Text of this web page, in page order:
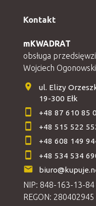
Kontakt
mKWADRAT
obsługa
Wojciech Ogonowski
ul. Elizy
19-300 Ełk
+48 87 610 85
+48 515 522
+48 608 149
+48 534 534
NIP: 848-163-13-84
REGON: 280402945